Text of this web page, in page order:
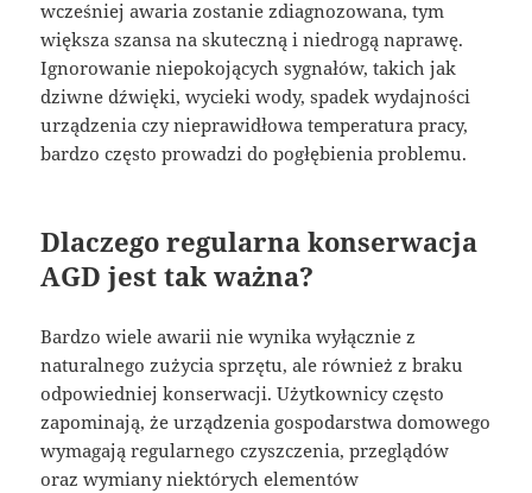
wcześniej awaria zostanie zdiagnozowana, tym
większa szansa na skuteczną i niedrogą naprawę.
Ignorowanie niepokojących sygnałów, takich jak
dziwne dźwięki, wycieki wody, spadek wydajności
urządzenia czy nieprawidłowa temperatura pracy,
bardzo często prowadzi do pogłębienia problemu.
Dlaczego regularna konserwacja
AGD jest tak ważna?
Bardzo wiele awarii nie wynika wyłącznie z
naturalnego zużycia sprzętu, ale również z braku
odpowiedniej konserwacji. Użytkownicy często
zapominają, że urządzenia gospodarstwa domowego
wymagają regularnego czyszczenia, przeglądów
oraz wymiany niektórych elementów